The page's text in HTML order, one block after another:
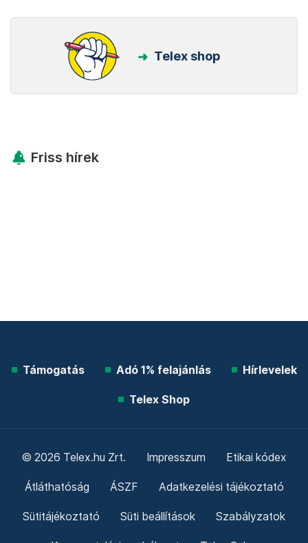
Telex shop
Friss hírek
Támogatás Adó 1% felajánlás Hírlevelek
Telex Shop
© 2026 Telex.hu Zrt. Impresszum Etikai kódex
Átláthatóság ÁSZF Adatkezelési tájékoztató
Sütitájékoztató Süti beállítások Szabályzatok